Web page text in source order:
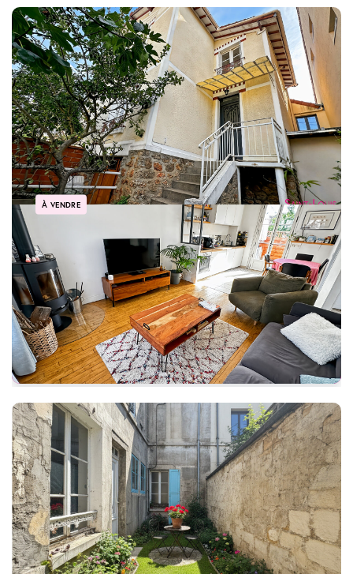
À VENDRE
POISSY- Maison de Ville avec 3 CH au calme proche école et commerces
POISSY
399 000 € Ref: 105218
80 m² 4 pièces 3 chambres